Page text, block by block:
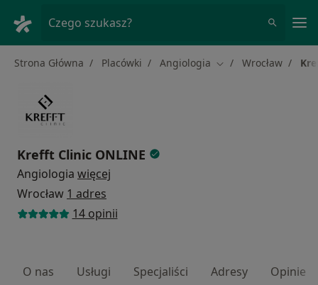
Czego szukasz?
Strona Główna Placówki Angiologia Zmień miasto
Wrocław
Krefft Clinic ONLINE
Angiologia więcej
Wrocław 1 adres
14 opinii
O nas Usługi Specjaliści Adresy Opinie